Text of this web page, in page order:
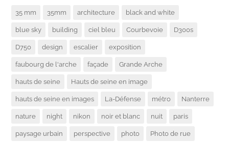
35 mm 35mm architecture black and white
blue sky building ciel bleu Courbevoie D300s
D750 design escalier exposition
faubourg de l'arche façade Grande Arche
hauts de seine Hauts de seine en image
hauts de seine en images La-Défense métro Nanterre
nature night nikon noir et blanc nuit paris
paysage urbain perspective photo Photo de rue